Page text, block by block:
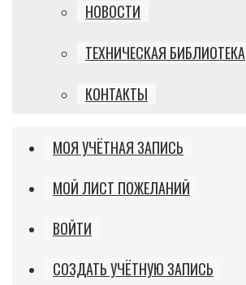
НОВОСТИ
ТЕХНИЧЕСКАЯ БИБЛИОТЕКА
КОНТАКТЫ
МОЯ УЧЁТНАЯ ЗАПИСЬ
МОЙ ЛИСТ ПОЖЕЛАНИЙ
ВОЙТИ
СОЗДАТЬ УЧЁТНУЮ ЗАПИСЬ